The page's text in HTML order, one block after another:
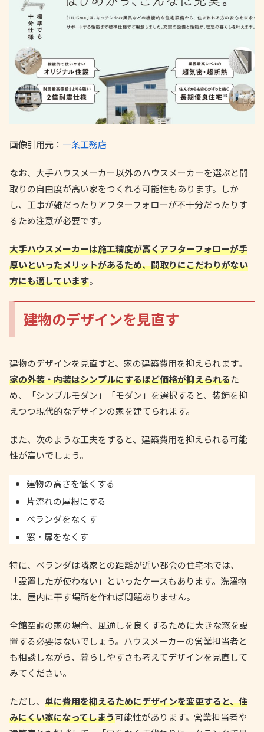
画像引用元： 一条工務店
なお、大手ハウスメーカー以外のハウスメーカーを選ぶと間
取りの自由度が高い家をつくれる可能性もあります。しか
し、工事が雑だったりアフターフォローが不十分だったりす
るため注意が必要です。
大手ハウスメーカーは施工精度が高くアフターフォローが手
厚いといったメリットがあるため、間取りにこだわりがない
方にも適しています。
建物のデザインを見直す
建物のデザインを見直すと、家の建築費用を抑えられます。
家の外装・内装はシンプルにするほど価格が抑えられるた
め、「シンプルモダン」「モダン」を選択すると、装飾を抑
えつつ現代的なデザインの家を建てられます。
また、次のような工夫をすると、建築費用を抑えられる可能
性が高いでしょう。
建物の高さを低くする
片流れの屋根にする
ベランダをなくす
窓・扉をなくす
特に、ベランダは隣家との距離が近い都会の住宅地では、
「設置したが使わない」といったケースもあります。洗濯物
は、屋内に干す場所を作れば問題ありません。
全館空調の家の場合、風通しを良くするために大きな窓を設
置する必要はないでしょう。ハウスメーカーの営業担当者と
も相談しながら、暮らしやすさも考えてデザインを見直して
みてください。
ただし、 単に費用を抑えるためにデザインを変更すると、住
みにくい家になってしまう可能性があります。営業担当者や